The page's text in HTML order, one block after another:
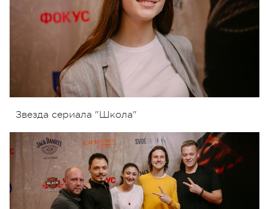
Звезда сериала "Школа"